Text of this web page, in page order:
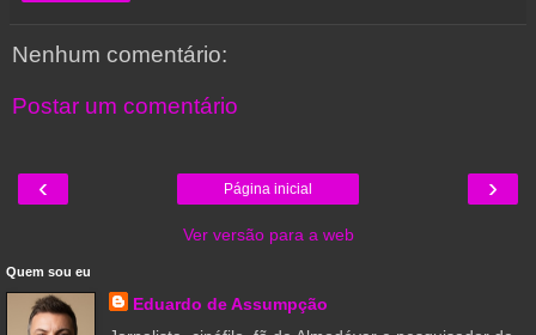
Nenhum comentário:
Postar um comentário
‹ ›
Página inicial
Ver versão para a web
Quem sou eu
Eduardo de Assumpção